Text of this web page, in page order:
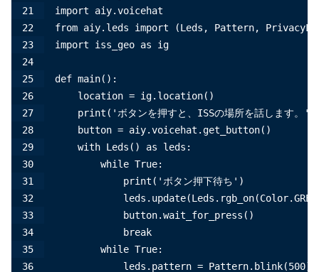
import aiy.voicehat
from aiy.leds import (Leds, Pattern,
import iss_geo as ig
def main():
    location = ig.location()
    print('ボタンを押すと、ISSの場所を話します。')
    button = aiy.voicehat.get_button()
    with Leds() as leds:
        while True:
            print('ボタン押下待ち')
            button.wait_for_press()
            break
        while True:
            leds.pattern = Pattern.blink(500)